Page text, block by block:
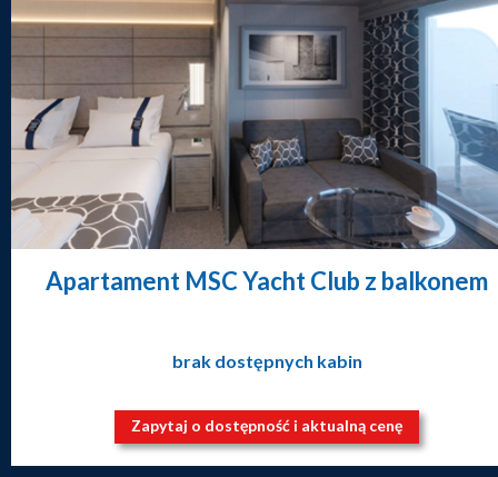
Apartament MSC Yacht Club z balkonem
brak dostępnych kabin
Zapytaj o dostępność i aktualną cenę